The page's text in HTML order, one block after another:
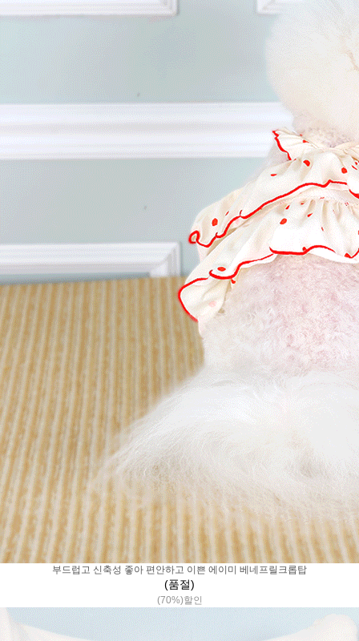
부드럽고 신축성 좋아 편안하고 이쁜 에이미 베네프릴크롭탑
(품절)
(70%)할인